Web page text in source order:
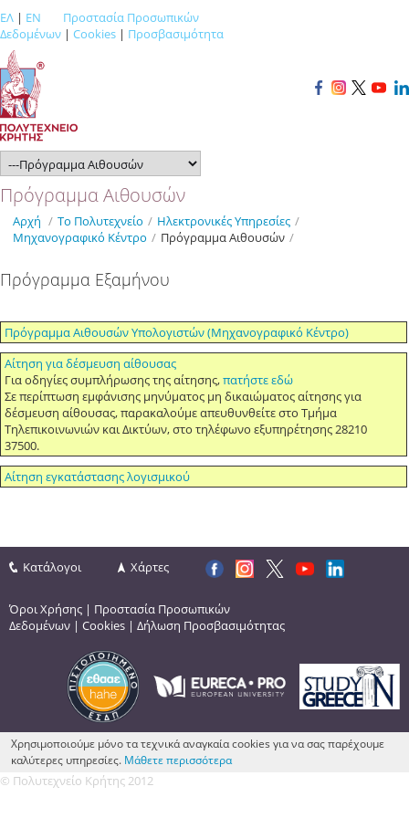
ΕΛ | EN
Προστασία Προσωπικών
Δεδομένων | Cookies | Προσβασιμότητα
Πρόγραμμα Αιθουσών
Αρχή / Το Πολυτεχνείο / Ηλεκτρονικές Υπηρεσίες /
Μηχανογραφικό Κέντρο / Πρόγραμμα Αιθουσών /
Πρόγραμμα Εξαμήνου
Πρόγραμμα Αιθουσών Υπολογιστών (Μηχανογραφικό Κέντρο)
Αίτηση για δέσμευση αίθουσας
Για οδηγίες συμπλήρωσης της αίτησης,πατήστε εδώ
Σε περίπτωση εμφάνισης μηνύματος μη δικαιώματος αίτησης για
δέσμευση αίθουσας, παρακαλούμε απευθυνθείτε στο ­­­­Τμήμα
Τηλεπικοινωνιών και Δικτύων, στο τηλέφωνο εξυπηρέτησης 28210
37500.
Αίτηση εγκατάστασης λογισμικού
Κατάλογοι Χάρτες
Όροι Χρήσης | Προστασία Προσωπικών
Δεδομένων | Cookies | Δήλωση Προσβασιμότητας
Χρησιμοποιούμε μόνο τα τεχνικά αναγκαία cookies για να σας παρέχουμε
καλύτερες υπηρεσίες. Μάθετε περισσότερα
© Πολυτεχνείο Κρήτης 2012